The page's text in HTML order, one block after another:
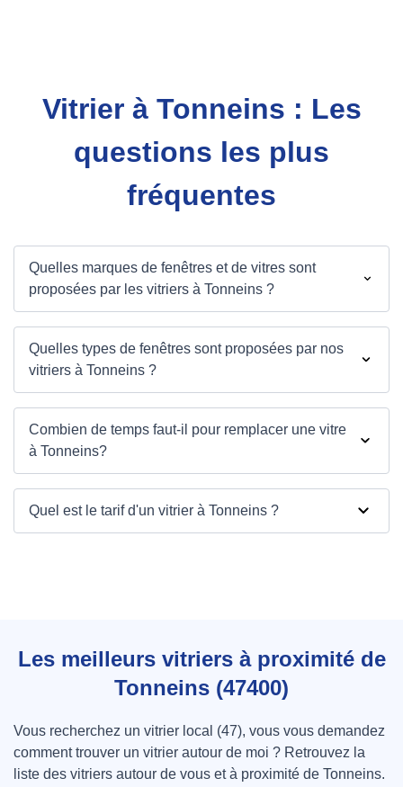
Vitrier à Tonneins : Les
questions les plus
fréquentes
Quelles marques de fenêtres et de vitres sont
proposées par les vitriers à Tonneins ?
Quelles types de fenêtres sont proposées par nos
vitriers à Tonneins ?
Combien de temps faut-il pour remplacer une vitre
à Tonneins?
Quel est le tarif d'un vitrier à Tonneins ?
Les meilleurs vitriers à proximité de
Tonneins (47400)
Vous recherchez un vitrier local (47), vous vous demandez
comment trouver un vitrier autour de moi ? Retrouvez la
liste des vitriers autour de vous et à proximité de Tonneins.